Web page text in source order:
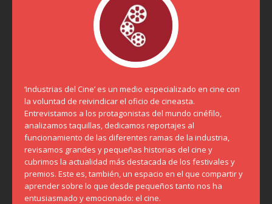
‘Industrias del Cine’ es un medio especializado en cine con
la voluntad de reivindicar el oficio de cineasta.
Entrevistamos a los protagonistas del mundo cinéfilo,
analizamos taquillas, dedicamos reportajes al
funcionamiento de las diferentes ramas de la industria,
revisamos grandes y pequeñas historias del cine y
cubrimos la actualidad más destacada de los festivales y
premios. Este es, también, un espacio en el que compartir y
aprender sobre lo que desde pequeños tanto nos ha
entusiasmado y emocionado: el cine.